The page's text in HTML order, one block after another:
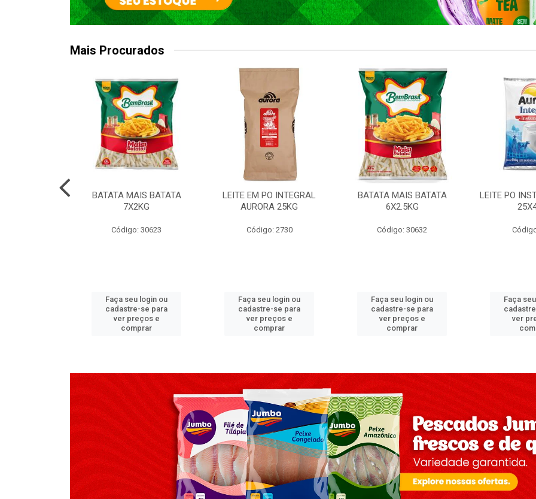
Mais Procurados
BATATA MAIS BATATA
7X2KG
Código: 30623
Faça seu login ou
cadastre-se para
ver preços e
comprar
LEITE EM PO INTEGRAL
AURORA 25KG
Código: 2730
Faça seu login ou
cadastre-se para
ver preços e
comprar
BATATA MAIS BATATA
6X2.5KG
Código: 30632
Faça seu login ou
cadastre-se para
ver preços e
comprar
LEITE PO
Faça
ver